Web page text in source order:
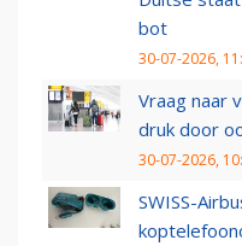
bot
30-07-2026,
Vraag naar
druk door
30-07-2026,
SWISS-